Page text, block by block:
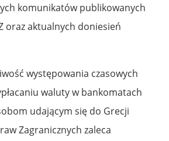
komunikatów publikowanych
oraz aktualnych doniesień
występowania czasowych
waluty w bankomatach
udającym się do Grecji
Zagranicznych zaleca